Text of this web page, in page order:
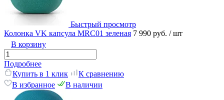
Быстрый просмотр
Колонка VK капсула MRC01 зеленая 7 990 руб. / шт
В корзину
Подробнее
Купить в 1 клик
К сравнению
В избранное
В наличии